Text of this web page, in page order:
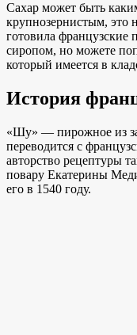
Сахар может быть
крупнозернистым, это
готовила
сиропом, но можете
который имеется в
История
«Шу» — пирожное из
переводится с
авторство рецептуры
повару Екатерины
его в 1540 году.